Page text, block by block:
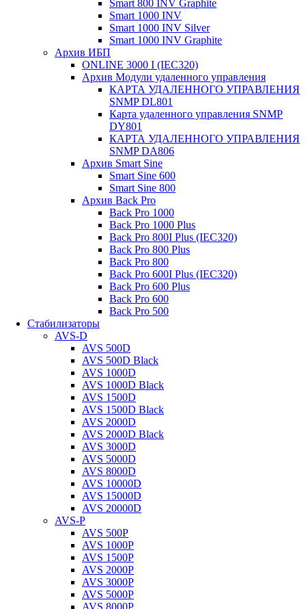
Smart 800 INV Graphite
Smart 1000 INV
Smart 1000 INV Silver
Smart 1000 INV Graphite
Архив ИБП
ONLINE 3000 I (IEC320)
Архив Модули удаленного управления
КАРТА УДАЛЕННОГО УПРАВЛЕНИЯ
SNMP DL801
Карта удаленного управления SNMP
DY801
КАРТА УДАЛЕННОГО УПРАВЛЕНИЯ
SNMP DА806
Архив Smart Sine
Smart Sine 600
Smart Sine 800
Архив Back Pro
Back Pro 1000
Back Pro 1000 Plus
Back Pro 800I Plus (IEC320)
Back Pro 800 Plus
Back Pro 800
Back Pro 600I Plus (IEC320)
Back Pro 600 Plus
Back Pro 600
Back Pro 500
Стабилизаторы
AVS-D
AVS 500D
AVS 500D Black
AVS 1000D
AVS 1000D Black
AVS 1500D
AVS 1500D Black
AVS 2000D
AVS 2000D Black
AVS 3000D
AVS 5000D
AVS 8000D
AVS 10000D
AVS 15000D
AVS 20000D
AVS-P
AVS 500P
AVS 1000P
AVS 1500P
AVS 2000P
AVS 3000P
AVS 5000P